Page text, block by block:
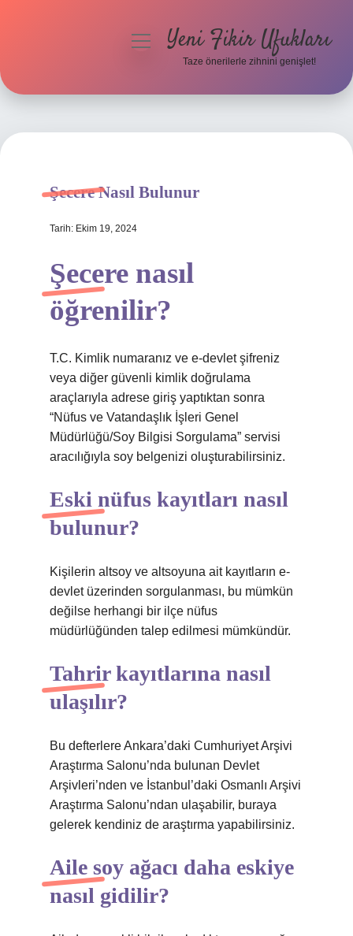
Hakkımızda
menüyüYeni Fikir Ufukları
Taze önerilerle zihnini genişlet!
Şecere Nasıl Bulunur
Tarih: Ekim 19, 2024
Şecere nasıl
öğrenilir?
T.C. Kimlik numaranız ve e-devlet şifreniz
veya diğer güvenli kimlik doğrulama
araçlarıyla adrese giriş yaptıktan sonra
“Nüfus ve Vatandaşlık İşleri Genel
Müdürlüğü/Soy Bilgisi Sorgulama” servisi
aracılığıyla soy belgenizi oluşturabilirsiniz.
Eski nüfus kayıtları nasıl
bulunur?
Kişilerin altsoy ve altsoyuna ait kayıtların e-
devlet üzerinden sorgulanması, bu mümkün
değilse herhangi bir ilçe nüfus
müdürlüğünden talep edilmesi mümkündür.
Tahrir kayıtlarına nasıl
ulaşılır?
Bu defterlere Ankara’daki Cumhuriyet Arşivi
Araştırma Salonu’nda bulunan Devlet
Arşivleri’nden ve İstanbul’daki Osmanlı Arşivi
Araştırma Salonu’ndan ulaşabilir, buraya
gelerek kendiniz de araştırma yapabilirsiniz.
Aile soy ağacı daha eskiye
nasıl gidilir?